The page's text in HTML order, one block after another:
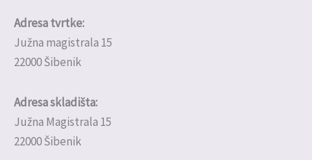
Adresa tvrtke:
Južna magistrala 15
22000 Šibenik
Adresa skladišta:
Južna Magistrala 15
22000 Šibenik